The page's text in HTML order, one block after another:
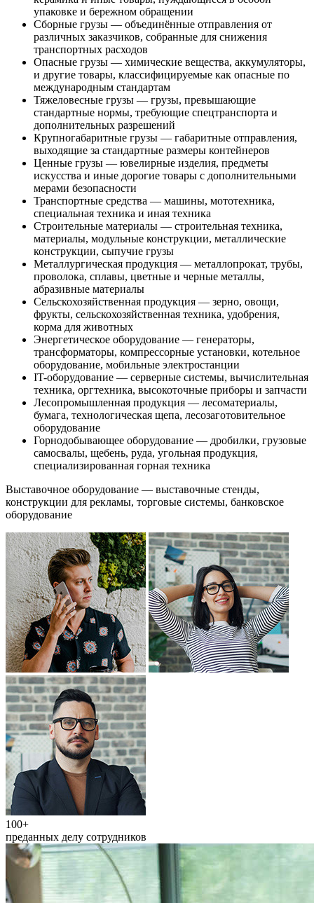
упаковке и бережном обращении
Сборные грузы — объединённые отправления от
различных заказчиков, собранные для снижения
транспортных расходов
Опасные грузы — химические вещества, аккумуляторы,
и другие товары, классифицируемые как опасные по
международным стандартам
Тяжеловесные грузы — грузы, превышающие
стандартные нормы, требующие спецтранспорта и
дополнительных разрешений
Крупногабаритные грузы — габаритные отправления,
выходящие за стандартные размеры контейнеров
Ценные грузы — ювелирные изделия, предметы
искусства и иные дорогие товары с дополнительными
мерами безопасности
Транспортные средства — машины, мототехника,
специальная техника и иная техника
Строительные материалы — строительная техника,
материалы, модульные конструкции, металлические
конструкции, сыпучие грузы
Металлургическая продукция — металлопрокат, трубы,
проволока, сплавы, цветные и черные металлы,
абразивные материалы
Сельскохозяйственная продукция — зерно, овощи,
фрукты, сельскохозяйственная техника, удобрения,
корма для животных
Энергетическое оборудование — генераторы,
трансформаторы, компрессорные установки, котельное
оборудование, мобильные электростанции
IT-оборудование — серверные системы, вычислительная
техника, оргтехника, высокоточные приборы и запчасти
Лесопромышленная продукция — лесоматериалы,
бумага, технологическая щепа, лесозаготовительное
оборудование
Горнодобывающее оборудование — дробилки, грузовые
самосвалы, щебень, руда, угольная продукция,
специализированная горная техника
Выставочное оборудование — выставочные стенды,
конструкции для рекламы, торговые системы, банковское
оборудование
100+
преданных делу сотрудников